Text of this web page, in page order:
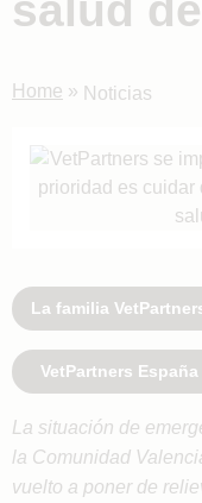
salud
Home » Noticias
La familia
VetPartners España
La situación de
la Comunidad
vuelto a poner de